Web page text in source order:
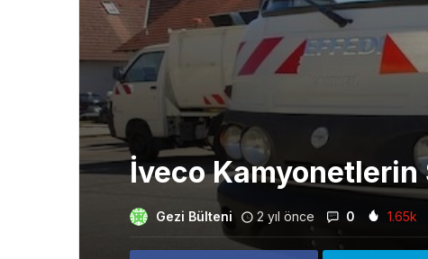
İveco Kamyonetlerin
Gezi Bülteni 2 yıl önce 0 1.65k